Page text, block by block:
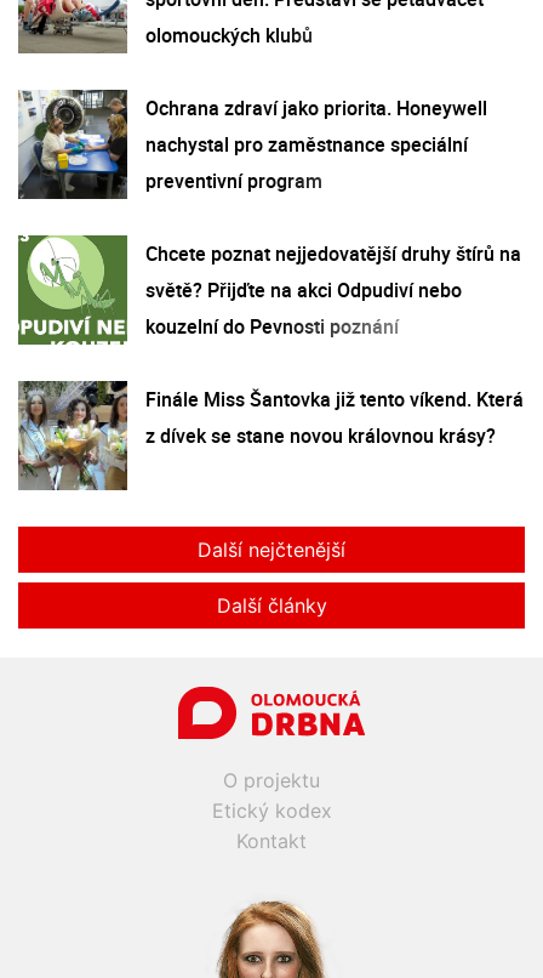
olomouckých klubů
Ochrana zdraví jako priorita. Honeywell
nachystal pro zaměstnance speciální
preventivní program
Chcete poznat nejjedovatější druhy štírů na
světě? Přijďte na akci Odpudiví nebo
kouzelní do Pevnosti poznání
Finále Miss Šantovka již tento víkend. Která
z dívek se stane novou královnou krásy?
Další nejčtenější
Další články
O projektu
Etický kodex
Kontakt